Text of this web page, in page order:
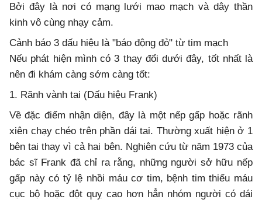
Bởi đây là nơi có mạng lưới mao mạch và dây thần
kinh vô cùng nhạy cảm.
Cảnh báo 3 dấu hiệu là "báo động đỏ" từ tim mạch
Nếu phát hiện mình có 3 thay đổi dưới đây, tốt nhất là
nên đi khám càng sớm càng tốt:
1. Rãnh vành tai (Dấu hiệu Frank)
Về đặc điểm nhận diện, đây là một nếp gấp hoặc rãnh
xiên chạy chéo trên phần dái tai. Thường xuất hiện ở 1
bên tai thay vì cả hai bên. Nghiên cứu từ năm 1973 của
bác sĩ Frank đã chỉ ra rằng, những người sở hữu nếp
gấp này có tỷ lệ nhồi máu cơ tim, bệnh tim thiếu máu
cục bộ hoặc đột quỵ cao hơn hẳn nhóm người có dái